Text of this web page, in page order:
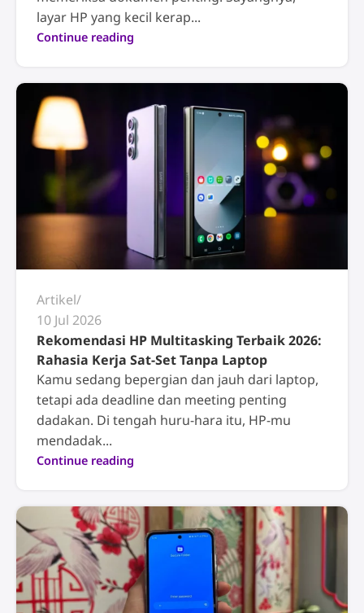
layar HP yang kecil kerap...
Continue reading
Artikel
10 Jul 2026
Rekomendasi HP Multitasking Terbaik 2026:
Rahasia Kerja Sat-Set Tanpa Laptop
Kamu sedang bepergian dan jauh dari laptop,
tetapi ada deadline dan meeting penting
dadakan. Di tengah huru-hara itu, HP-mu
mendadak...
Continue reading